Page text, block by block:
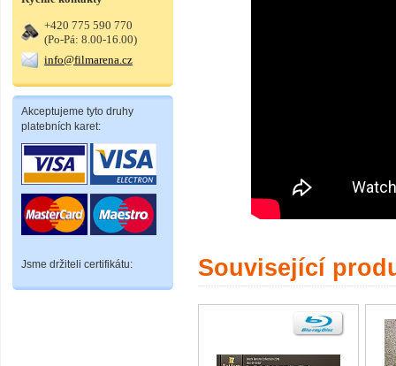
+420 775 590 770
(Po-Pá: 8.00-16.00)
info@filmarena.cz
Akceptujeme tyto druhy
platebních karet:
Jsme držiteli certifikátu: Související